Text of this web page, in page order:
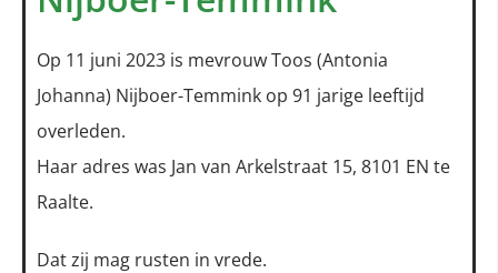
Op 11 juni 2023 is mevrouw Toos (Antonia
Johanna) Nijboer-Temmink op 91 jarige leeftijd
overleden.
Haar adres was Jan van Arkelstraat 15, 8101 EN te
Raalte.
Dat zij mag rusten in vrede.